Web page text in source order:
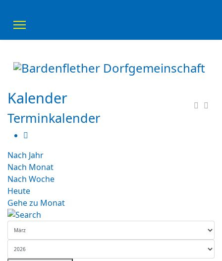
Kalender
Terminkalender
Nach Jahr
Nach Monat
Nach Woche
Heute
Gehe zu Monat